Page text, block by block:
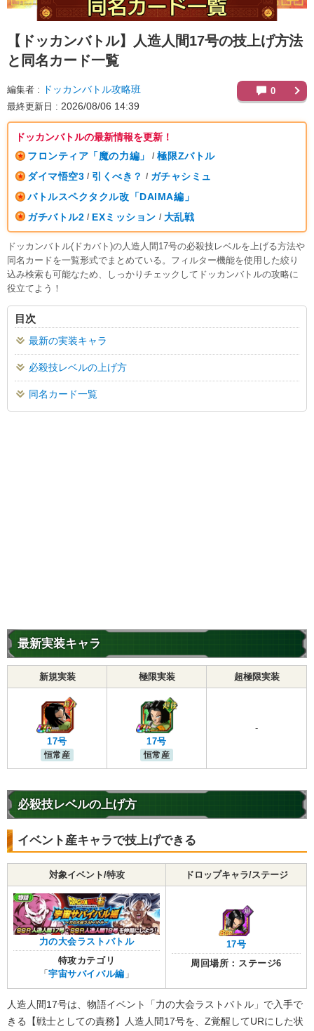
【ドッカンバトル】
人造人間17号の技上げ方法
と同名カード一覧
編集者 ドッカンバトル攻略班
最終更新日 2026/08/06 14:39
0
ドッカンバトルの最新情報を更新！
フロンティア「魔の力編」
/ 極限Zバトル
ダイマ悟空3 / 引くべき？ / ガチャシミュ
バトルスペクタクル改「DAIMA編」
ガチバトル2 / EXミッション / 大乱戦
ドッカンバトル(ドカバト)の人造人間17号の必殺技レベルを上げる方法や
同名カードを一覧形式でまとめている。フィルター機能を使用した絞り
込み検索も可能なため、しっかりチェックしてドッカンバトルの攻略に
役立てよう！
目次
最新の実装キャラ
必殺技レベルの上げ方
同名カード一覧
最新実装キャラ
新規実装 極限実装 超極限実装
17号
恒常産
17号
恒常産
-
必殺技レベルの上げ方
イベント産キャラで技上げできる
対象イベント/特攻 ドロップキャラ/ステージ
力の大会ラストバトル
特攻カテゴリ
「宇宙サバイバル編 」
17号
周回場所：ステージ6
人造人間17号は、物語イベント「力の大会ラストバトル」で入手で
きる【戦士としての責務】人造人間17号を、Z覚醒してURにした状